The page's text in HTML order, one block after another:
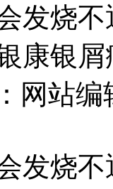
发烧不
康银
网站编
发烧